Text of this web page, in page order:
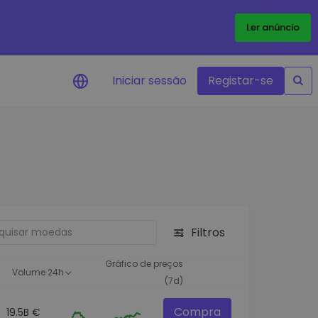
Ler anúncio
investimento
Ideias inteligentes para um
desempenho ótimo
Iniciar sessão Registar-se
Filtros
Volume 24h
Gráfico de preços
(7d)
19.5B € Compra